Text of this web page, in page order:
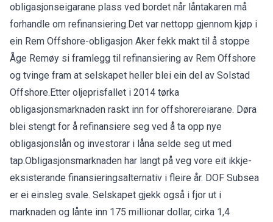
obligasjonseigarane plass ved bordet når låntakaren må
forhandle om refinansiering.Det var nettopp gjennom kjøp i
ein Rem Offshore-obligasjon Aker fekk makt til å stoppe
Åge Remøy si framlegg til refinansiering av Rem Offshore
og tvinge fram at selskapet heller blei ein del av Solstad
Offshore.Etter oljeprisfallet i 2014 tørka
obligasjonsmarknaden raskt inn for offshorereiarane. Døra
blei stengt for å refinansiere seg ved å ta opp nye
obligasjonslån og investorar i låna selde seg ut med
tap.Obligasjonsmarknaden har langt på veg vore eit ikkje-
eksisterande finansieringsalternativ i fleire år. DOF Subsea
er ei einsleg svale. Selskapet gjekk også i fjor ut i
marknaden og lånte inn 175 millionar dollar, cirka 1,4